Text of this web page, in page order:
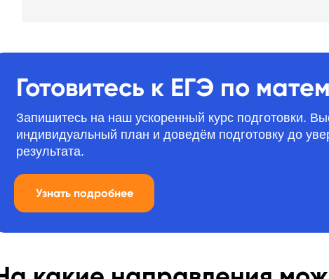
Готовитесь к ЕГЭ по
Запишитесь на наш ускоренный курс подготовки.
индивидуальный план и доведём подготовку до
результата.
Узнать подробнее